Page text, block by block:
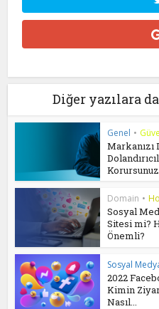
Diğer yazılara
Genel •
Markanızı
Domain •
Sosyal
Sitesi mi?
Önemli?
Sosyal
2022
Kimin
Nasıl...